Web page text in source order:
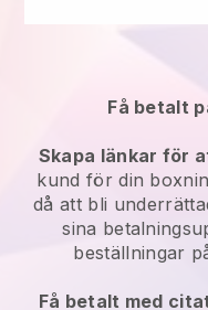
Få betalt
Skapa länkar för
kund för din
då att bli
sina
beställningar
Få betalt med